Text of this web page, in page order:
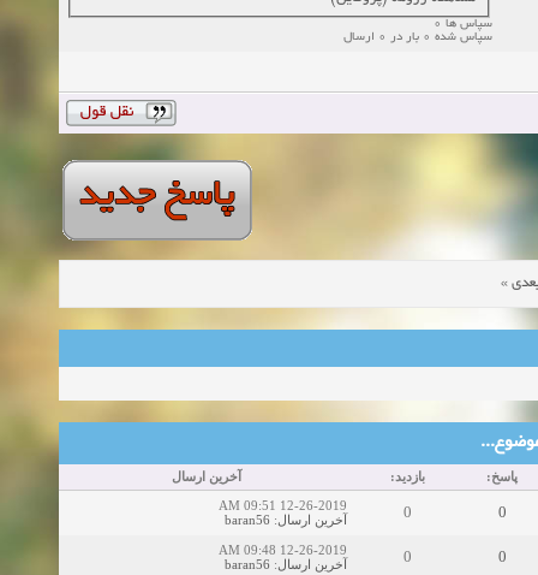
سپاس ها 0
سپاس شده 0 بار در 0 ارسال
»
پاسخ: بازدید: آخرین ارسال
0
0
12-26-2019 09:51 AM
آخرین ارسال:
baran56
0
0
12-26-2019 09:48 AM
آخرین ارسال:
baran56